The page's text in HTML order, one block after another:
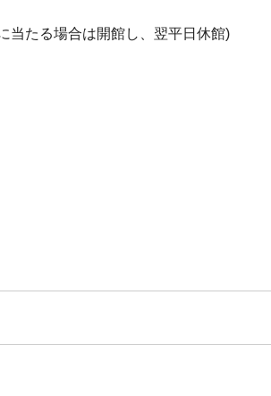
当たる場合は開館し、翌平日休館)